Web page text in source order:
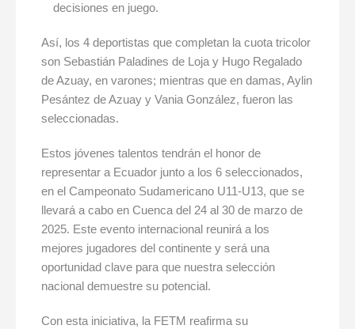
decisiones en juego.
Así, los 4 deportistas que completan la cuota tricolor
son Sebastián Paladines de Loja y Hugo Regalado
de Azuay, en varones; mientras que en damas, Aylin
Pesántez de Azuay y Vania González, fueron las
seleccionadas.
Estos jóvenes talentos tendrán el honor de
representar a Ecuador junto a los 6 seleccionados,
en el Campeonato Sudamericano U11-U13, que se
llevará a cabo en Cuenca del 24 al 30 de marzo de
2025. Este evento internacional reunirá a los
mejores jugadores del continente y será una
oportunidad clave para que nuestra selección
nacional demuestre su potencial.
Con esta iniciativa, la FETM reafirma su